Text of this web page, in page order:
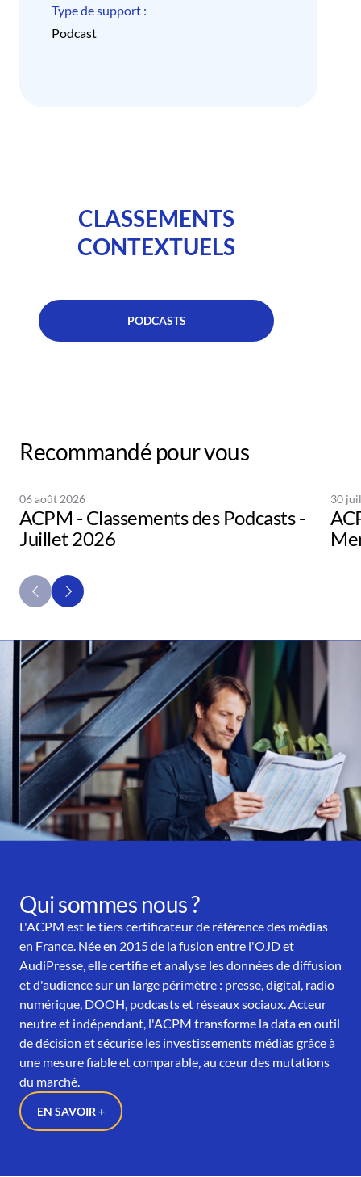
Type de support :
Podcast
CLASSEMENTS
CONTEXTUELS
PODCASTS
Recommandé pour vous
06 août 2026
ACPM - Classements des Podcasts -
Juillet 2026
30
Qui sommes nous ?
L'ACPM est le tiers certificateur de référence des médias
en France. Née en 2015 de la fusion entre l'OJD et
AudiPresse, elle certifie et analyse les données de diffusion
et d'audience sur un large périmètre : presse, digital, radio
numérique, DOOH, podcasts et réseaux sociaux. Acteur
neutre et indépendant, l'ACPM transforme la data en outil
de décision et sécurise les investissements médias grâce à
une mesure fiable et comparable, au cœur des mutations
du marché.
EN SAVOIR +